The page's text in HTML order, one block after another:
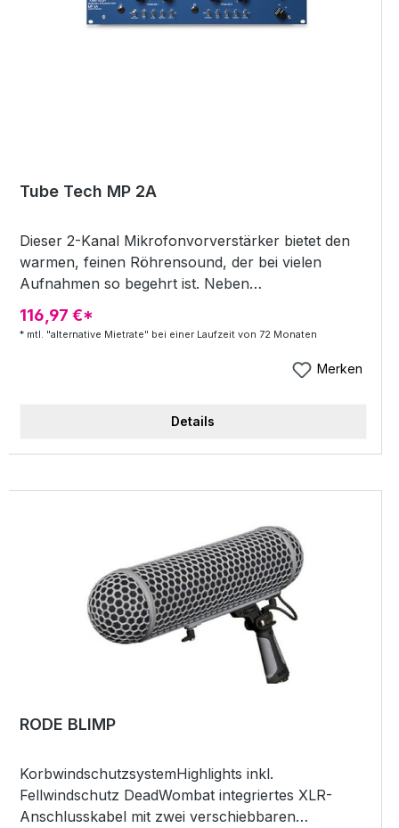
Tube Tech MP 2A
Dieser 2-Kanal Mikrofonvorverstärker bietet den
warmen, feinen Röhrensound, der bei vielen
Aufnahmen so begehrt ist. Neben
Mikrofoneingängen verfügt das Gerät zusätzlich
über DI-Eingänge zum direkten Anschluss von
herrlich profitieren. Die Verstärkung von bis zu
mit geringem Pegel bereit. Input impedance: 600
1 Mohm / 82pF Output impedance: &lt; 60 Ohm
+26,0 dBU Maximum input (1 % THD): +21,0 dBU
Noise Rg=200 Ohm: Output Gain +20 dB +60 dB
Unweighted 85,0 dBU 60,0 dBU CCIR 468 3 75,0
dBU 50,0 dBU CMRR @ 10KHz &lt; -60dB Gain:
Mic. Preamp: 0 to 70 dB DI: 10 to 60 dB Tubes
ECC 82 2 ECC 83 4 Dimensions Height: 2 units 88
mm / 3,5 Width: 483 mm / 19,0 Depth: 165 mm / 6,5
Hz 30-45W
116,97 €*
* mtl. "alternative Mietrate" bei einer Laufzeit von 72 Monaten
Merken
Details
RODE BLIMP
KorbwindschutzsystemHighlights inkl.
Fellwindschutz DeadWombat integriertes XLR-
Anschlusskabel mit zwei verschiebbaren